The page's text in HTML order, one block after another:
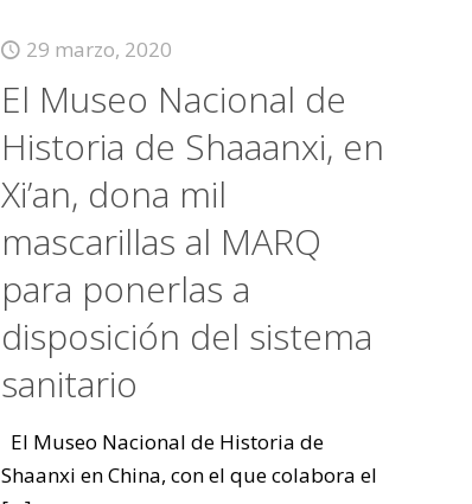
29 marzo, 2020
El Museo Nacional de
Historia de Shaaanxi, en
Xi’an, dona mil
mascarillas al MARQ
para ponerlas a
disposición del sistema
sanitario
El Museo Nacional de Historia de
Shaanxi en China, con el que colabora el